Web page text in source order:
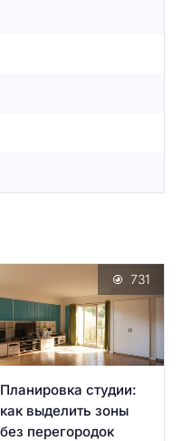
Планировка студии:
как выделить зоны
без перегородок
731